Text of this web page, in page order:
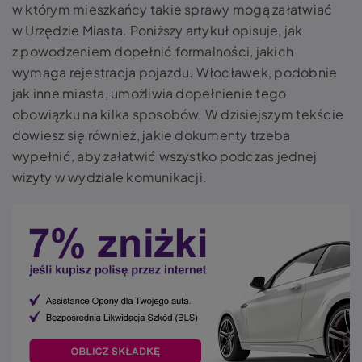
w którym mieszkańcy takie sprawy mogą załatwiać
w Urzędzie Miasta. Poniższy artykuł opisuje, jak
z powodzeniem dopełnić formalności, jakich
wymaga rejestracja pojazdu. Włocławek, podobnie
jak inne miasta, umożliwia dopełnienie tego
obowiązku na kilka sposobów. W dzisiejszym tekście
dowiesz się również, jakie dokumenty trzeba
wypełnić, aby załatwić wszystko podczas jednej
wizyty w wydziale komunikacji.